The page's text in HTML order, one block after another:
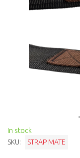
In stock
SKU:
STRAP MATE